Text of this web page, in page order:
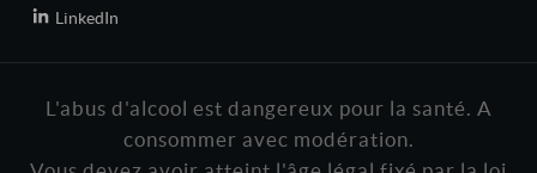
LinkedIn
L'abus d'alcool est dangereux pour la santé. A
consommer avec modération.